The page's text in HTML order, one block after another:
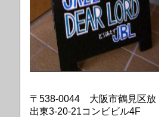
〒538-0044 大阪市鶴見区放
出東3-20-21コンビビル4F